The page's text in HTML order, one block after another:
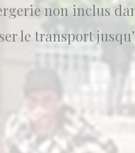
non inclus
le transport